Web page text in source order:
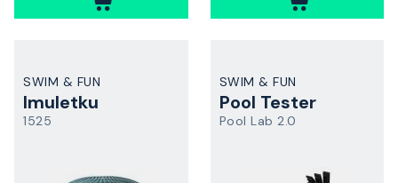
SWIM & FUN
Imuletku
1525
SWIM & FUN
Pool Tester
Pool Lab 2.0